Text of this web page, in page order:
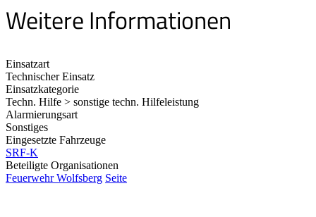
Weitere Informationen
Einsatzart
Technischer Einsatz
Einsatzkategorie
Techn. Hilfe > sonstige techn. Hilfeleistung
Alarmierungsart
Sonstiges
Eingesetzte Fahrzeuge
SRF-K
Beteiligte Organisationen
Feuerwehr Wolfsberg Seite